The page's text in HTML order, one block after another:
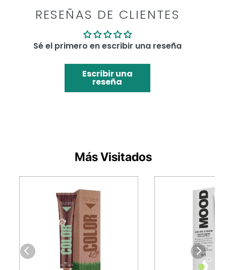
RESEÑAS DE CLIENTES
Sé el primero en escribir una reseña
Escribir una
reseña
Más Visitados